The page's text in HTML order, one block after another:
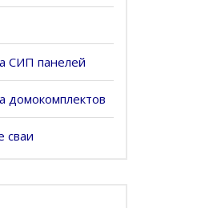
СИП панелей
домокомплектов
сваи